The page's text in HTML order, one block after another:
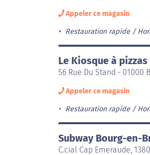
Appeler ce magasin
Restauration rapide
Le Kiosque à
56 Rue Du Stand - 01000
Appeler ce magasin
Restauration rapide
Subway Bourg-en-
C.cial Cap Emeraude,